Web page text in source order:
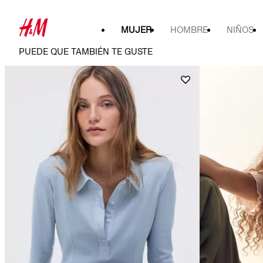
MUJER HOMBRE NIÑOS
PUEDE QUE TAMBIÉN TE GUSTE